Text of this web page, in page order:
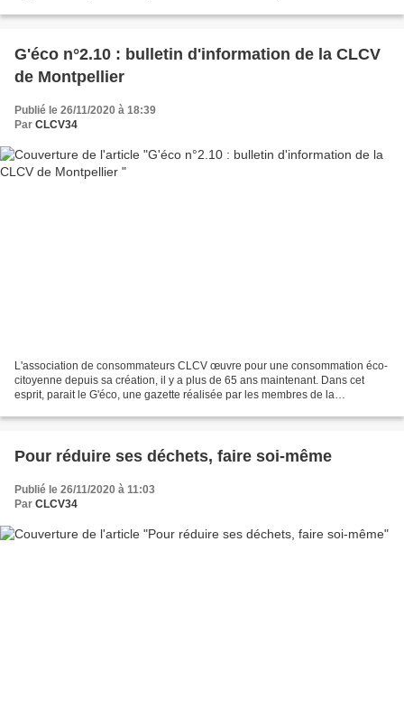
G'éco n°2.10 : bulletin d'information de la CLCV
de Montpellier
Publié le 26/11/2020 à 18:39
Par CLCV34
L'association de consommateurs CLCV œuvre pour une consommation éco-
citoyenne depuis sa création, il y a plus de 65 ans maintenant. Dans cet
esprit, parait le G'éco, une gazette réalisée par les membres de la
Pour réduire ses déchets, faire soi-même
Publié le 26/11/2020 à 11:03
Par CLCV34